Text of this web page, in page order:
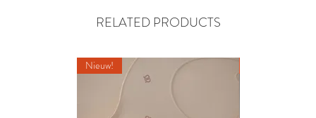
RELATED PRODUCTS
Nieuw!